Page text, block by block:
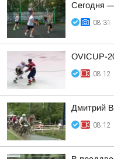
Сегодня
08:31
OVICUP-
08:12
Дмитрий
08:12